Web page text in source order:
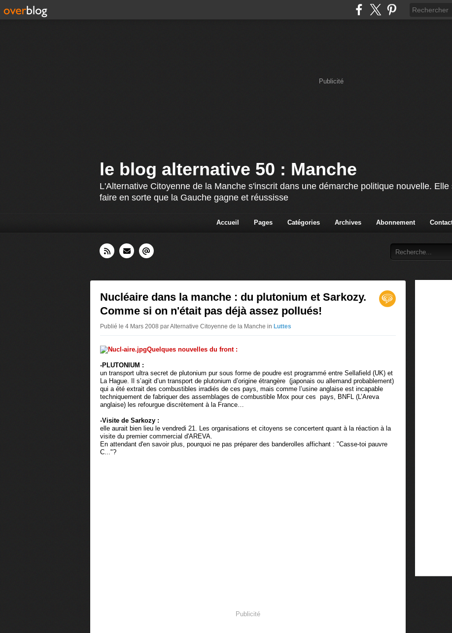
Publicité
le blog alternative 50 : Manche
L'Alternative Citoyenne de la Manche s'inscrit dans une démarche politique nouvelle.
faire en sorte que la Gauche gagne et réussisse
Accueil Pages Catégories Archives Abonnement
Nucléaire dans la manche : du plutonium et Sarkozy.
Comme si on n'était pas déjà assez pollués!
Publié le 4 Mars 2008 par Alternative Citoyenne de la Manche in Luttes
Quelques nouvelles du front :
-PLUTONIUM :
un transport ultra secret de plutonium pur sous forme de poudre est programmé entre Sellafield (UK) et
La Hague. Il s’agit d’un transport de plutonium d’origine étrangère (japonais ou allemand probablement)
qui a été extrait des combustibles irradiés de ces pays, mais comme l’usine anglaise est incapable
techniquement de fabriquer des assemblages de combustible Mox pour ces pays, BNFL (L’Areva
anglaise) les refourgue discrètement à la France…
-Visite de Sarkozy :
elle aurait bien lieu le vendredi 21. Les organisations et citoyens se concertent quant à la réaction à la
visite du premier commercial d'AREVA.
En attendant d'en savoir plus, pourquoi ne pas préparer des banderolles affichant : "Casse-toi pauvre
C..."?
Publicité